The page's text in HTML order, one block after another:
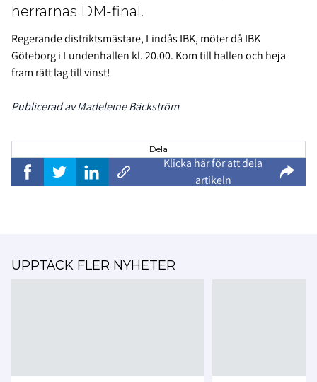
herrarnas DM-final.
Regerande distriktsmästare, Lindås IBK, möter då IBK
Göteborg i Lundenhallen kl. 20.00. Kom till hallen och heja
fram rätt lag till vinst!
Publicerad av Madeleine Bäckström
Dela
Klicka här för att dela
artikeln
UPPTÄCK FLER NYHETER